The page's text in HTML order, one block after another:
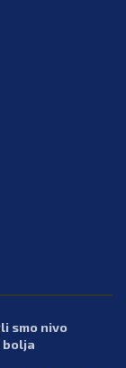
smo nivo
bolja